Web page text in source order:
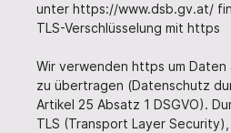
unter https://www.dsb.gv.at/
TLS-Verschlüsselung mit https
Wir verwenden https um
zu übertragen (Datenschutz
Artikel 25 Absatz 1 DSGVO).
TLS (Transport Layer Security),